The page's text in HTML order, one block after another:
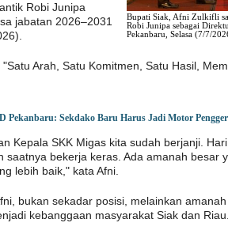
Bupati Siak, Afni Zulkifli
Robi Junipa sebagai
Pekanbaru, Selasa (7/7/
Robi Junipa
jabatan 2026–2031
Arah, Satu Komitmen, Satu Hasil,
Pekanbaru: Sekdako Baru Harus Jadi Motor
Kepala SKK Migas kita sudah berjanji.
saatnya bekerja keras. Ada amanah besar
lebih baik," kata Afni.
bukan sekadar posisi, melainkan
kebanggaan masyarakat Siak dan Riau.